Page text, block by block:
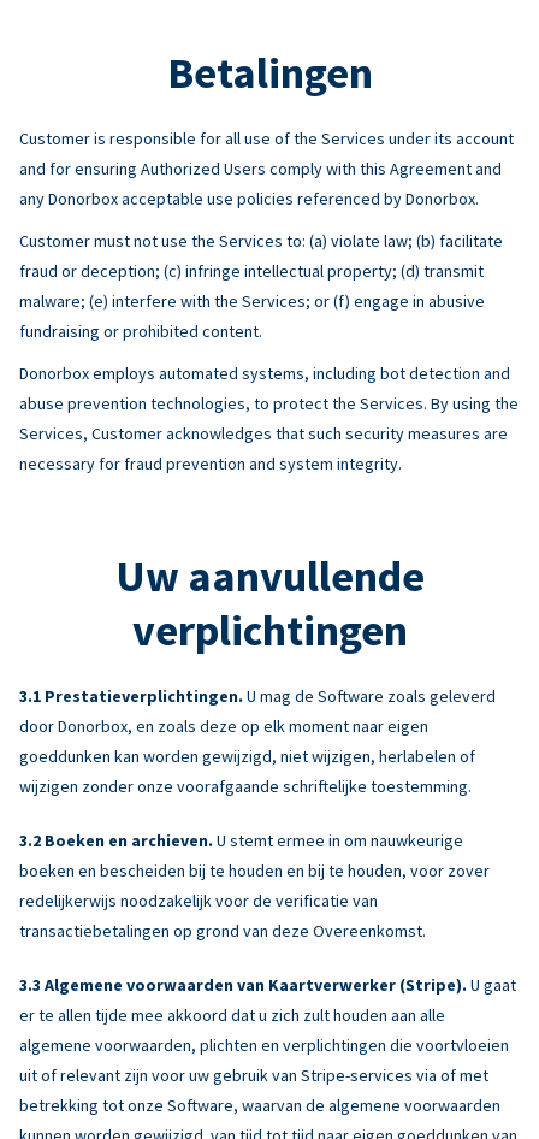
Betalingen
Customer is responsible for all use of the Services under its account
and for ensuring Authorized Users comply with this Agreement and
any Donorbox acceptable use policies referenced by Donorbox.
Customer must not use the Services to: (a) violate law; (b) facilitate
fraud or deception; (c) infringe intellectual property; (d) transmit
malware; (e) interfere with the Services; or (f) engage in abusive
fundraising or prohibited content.
Donorbox employs automated systems, including bot detection and
abuse prevention technologies, to protect the Services. By using the
Services, Customer acknowledges that such security measures are
necessary for fraud prevention and system integrity.
Uw aanvullende
verplichtingen
Prestatieverplichtingen. U mag de Software zoals geleverd
door Donorbox, en zoals deze op elk moment naar eigen
goeddunken kan worden gewijzigd, niet wijzigen, herlabelen of
wijzigen zonder onze voorafgaande schriftelijke toestemming.
Boeken en archieven. U stemt ermee in om nauwkeurige
boeken en bescheiden bij te houden en bij te houden, voor zover
redelijkerwijs noodzakelijk voor de verificatie van
transactiebetalingen op grond van deze Overeenkomst.
Algemene voorwaarden van Kaartverwerker (Stripe). U gaat
er te allen tijde mee akkoord dat u zich zult houden aan alle
algemene voorwaarden, plichten en verplichtingen die voortvloeien
uit of relevant zijn voor uw gebruik van Stripe-services via of met
betrekking tot onze Software, waarvan de algemene voorwaarden